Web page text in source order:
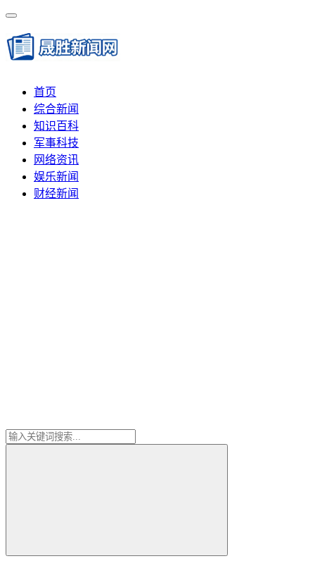
首页
综合新闻
知识百科
军事科技
网络资讯
娱乐新闻
财经新闻